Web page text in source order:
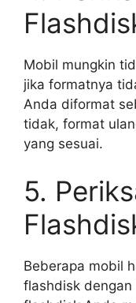
Mobil mungkin
jika formatnya
Anda diformat
tidak, format
yang sesuai.
5.
Beberapa mobil
flashdisk